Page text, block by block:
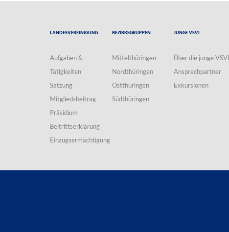
Landesvereinigung
Aufgaben &
Tätigkeiten
Satzung
Mitgliedsbeitrag
Präsidium
Beitrittserklärung
Einzugsermächtigung
Bezirksgruppen
Mittelthüringen
Nordthüringen
Ostthüringen
Südthüringen
Junge VSVI
Über die junge VSVI
Ansprechpartner
Exkursionen